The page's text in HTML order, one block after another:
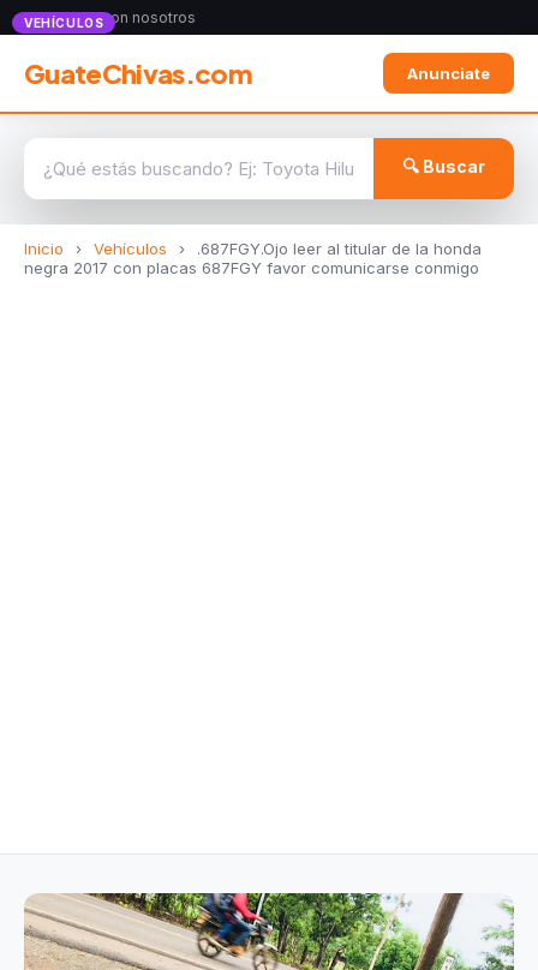
Anunciate con nosotros
GuateChivas.com Anunciate
🔍 Buscar
Inicio › Vehículos ›
.687FGY.Ojo leer al titular de la honda
negra 2017 con placas 687FGY favor comunicarse conmigo
VEHÍCULOS